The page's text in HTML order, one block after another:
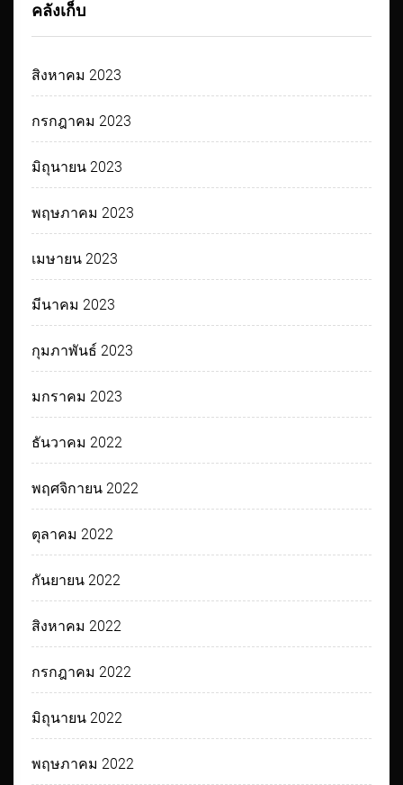
คลังเก็บ
สิงหาคม 2023
กรกฎาคม 2023
มิถุนายน 2023
พฤษภาคม 2023
เมษายน 2023
มีนาคม 2023
กุมภาพันธ์ 2023
มกราคม 2023
ธันวาคม 2022
พฤศจิกายน 2022
ตุลาคม 2022
กันยายน 2022
สิงหาคม 2022
กรกฎาคม 2022
มิถุนายน 2022
พฤษภาคม 2022